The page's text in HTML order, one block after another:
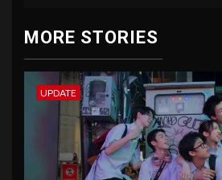
MORE STORIES
UPDATE